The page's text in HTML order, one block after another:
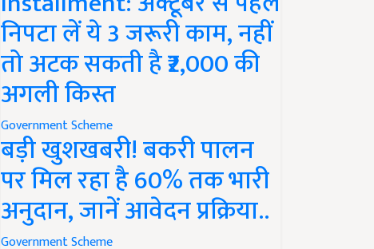
निपटा लें ये 3 जरूरी काम, नहीं
तो अटक सकती है ₹2,000 की
अगली किस्त
Government Scheme
बड़ी खुशखबरी! बकरी पालन
पर मिल रहा है 60% तक भारी
अनुदान, जानें आवेदन प्रक्रिया..
Government Scheme